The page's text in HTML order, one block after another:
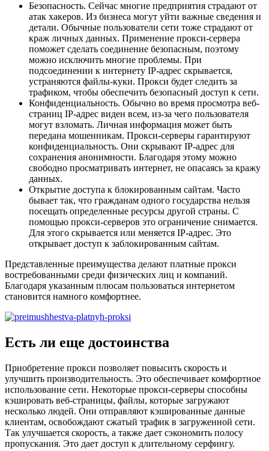
Безопасность. Сейчас многие предприятия страдают от
атак хакеров. Из бизнеса могут уйти важные сведения и
детали. Обычные пользователи сети тоже страдают от
краж личных данных. Применение прокси-сервера
поможет сделать соединение безопасным, поэтому
можно исключить многие проблемы. При
подсоединении к интернету IP-адрес скрывается,
устраняются файлы-куки. Прокси будет следить за
трафиком, чтобы обеспечить безопасный доступ к сети.
Конфиденциальность. Обычно во время просмотра веб-
страниц IP-адрес виден всем, из-за чего пользователя
могут взломать. Личная информация может быть
передана мошенникам. Прокси-серверы гарантируют
конфиденциальность. Они скрывают IP-адрес для
сохранения анонимности. Благодаря этому можно
свободно просматривать интернет, не опасаясь за кражу
данных.
Открытие доступа к блокированным сайтам. Часто
бывает так, что гражданам одного государства нельзя
посещать определенные ресурсы другой страны. С
помощью прокси-серверов это ограничение снимается.
Для этого скрывается или меняется IP-адрес. Это
открывает доступ к заблокированным сайтам.
Представленные преимущества делают платные прокси
востребованными среди физических лиц и компаний.
Благодаря указанным плюсам пользоваться интернетом
становится намного комфортнее.
Есть ли еще достоинства
Приобретение прокси позволяет повысить скорость и
улучшить производительность. Это обеспечивает комфортное
использование сети. Некоторые прокси-серверы способны
кэшировать веб-страницы, файлы, которые загружают
несколько людей. Они отправляют кэшированные данные
клиентам, освобождают сжатый трафик в загруженной сети.
Так улучшается скорость, а также дает сэкономить полосу
пропускания. Это дает доступ к длительному серфингу.